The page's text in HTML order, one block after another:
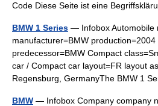
Code Diese Seite ist eine
BMW 1 Series — Infobox Automobile
manufacturer=BMW
predecessor=BMW Compact
car / Compact car layout=FR layout
Regensburg, GermanyThe BMW 1
BMW — Infobox Company company